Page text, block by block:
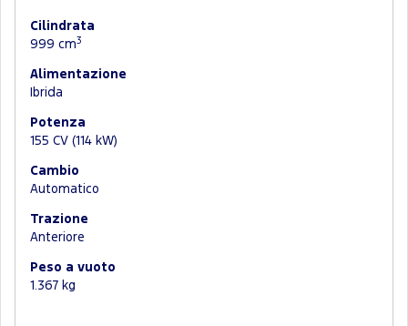
Cilindrata
999 cm3
Alimentazione
Ibrida
Potenza
155 CV (114 kW)
Cambio
Automatico
Trazione
Anteriore
Peso a vuoto
1.367 kg